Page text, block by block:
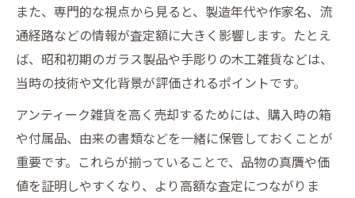
また、専門的な視点から見ると、製造年代や作家名、流
通経路などの情報が査定額に大きく影響します。たとえ
ば、昭和初期のガラス製品や手彫りの木工雑貨などは、
当時の技術や文化背景が評価されるポイントです。
アンティーク雑貨を高く売却するためには、購入時の箱
や付属品、由来の書類などを一緒に保管しておくことが
重要です。これらが揃っていることで、品物の真贋や価
値を証明しやすくなり、より高額な査定につながりま